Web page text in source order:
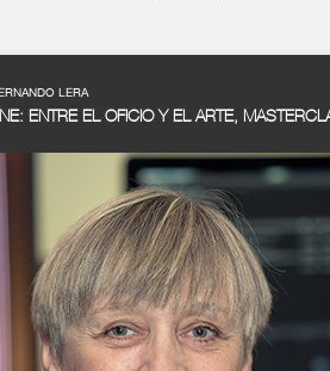
LERA
ENTRE EL OFICIO Y EL ARTE,